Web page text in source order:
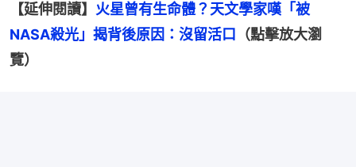
【延伸閱讀】 火星曾有生命體？天文學家嘆「被
NASA殺光」揭背後原因：沒留活口
（點擊放大瀏
覽）